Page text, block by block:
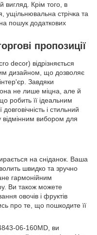
вигляд. Крім того, в
ущільнювальна стрічка та
пошук додаткових
пропозиції
decor) відрізняється
дизайном, що дозволяє
Завдяки
не лише міцна, але й
робить її ідеальним
і стильний
відмінним вибором для
на сніданок. Ваша
швидко та зручно
гармонійним
Ви також можете
овочів і фруктів
про те, що пошкодите її
06-160MD, ви